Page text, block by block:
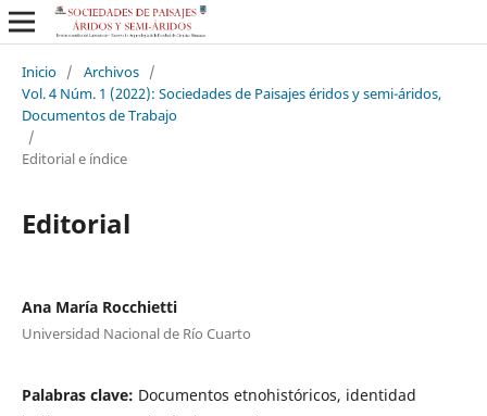
Inicio / Archivos /
Vol. 4 Núm. 1 (2022): Sociedades de Paisajes éridos y semi-áridos,
Documentos de Trabajo
/
Editorial e índice
Editorial
Ana María Rocchietti
Universidad Nacional de Río Cuarto
Palabras clave: Documentos etnohistóricos, identidad